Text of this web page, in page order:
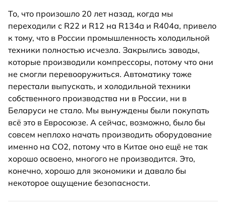
То, что произошло 20 лет назад, когда мы
переходили с R22 и R12 на R134а и R404а, привело
к тому, что в России промышленность холодильной
техники полностью исчезла. Закрылись заводы,
которые производили компрессоры, потому что они
не смогли перевооружиться. Автоматику тоже
перестали выпускать, и холодильной техники
собственного производства ни в России, ни в
Беларуси не стало. Мы вынуждены были покупать
всё это в Евросоюзе. А сейчас, возможно, было бы
совсем неплохо начать производить оборудование
именно на СО2, потому что в Китае оно ещё не так
хорошо освоено, многого не производится. Это,
конечно, хорошо для экономики и давало бы
некоторое ощущение безопасности.